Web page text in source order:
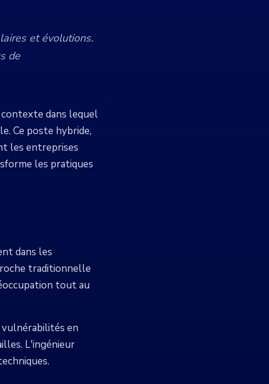
et évolutions.
de
dans lequel
Ce poste hybride,
les entreprises
les pratiques
dans les
traditionnelle
tout au
en
L'ingénieur